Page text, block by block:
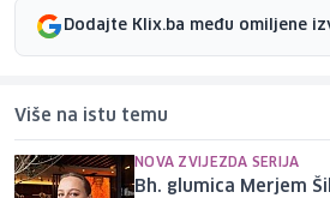
Dodajte Klix.ba među omiljene
Više na istu temu
NOVA ZVIJEZDA SERIJA
Bh. glumica Merjem